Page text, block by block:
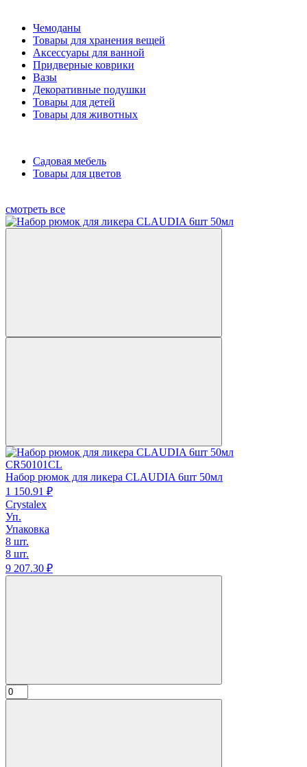
Чемоданы
Товары для хранения вещей
Аксессуары для ванной
Придверные коврики
Вазы
Декоративные подушки
Товары для детей
Товары для животных
Садовая мебель
Товары для цветов
смотреть все
CR50101CL
Набор рюмок для ликера CLAUDIA 6шт 50мл
1 150.91 ₽
Crystalex
Уп.
Упаковка
8 шт.
8 шт.
9 207.30 ₽